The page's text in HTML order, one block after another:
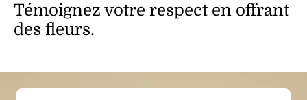
Témoignez votre respect en offrant
des fleurs.